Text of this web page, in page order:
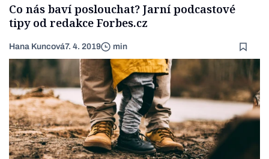
Co nás baví poslouchat? Jarní podcastové
tipy od redakce Forbes.cz
Hana Kuncová7. 4. 2019 min